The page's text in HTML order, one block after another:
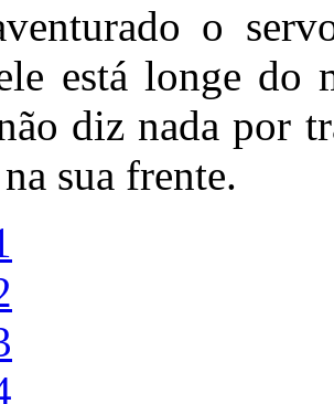
o
está longe do
diz nada por
sua frente.